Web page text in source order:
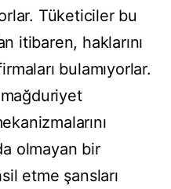
Tüketiciler bu
itibaren, haklarını
bulamıyorlar.
olmayan bir
etme şansları